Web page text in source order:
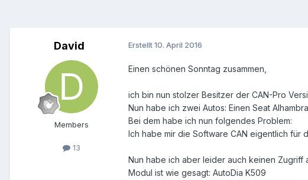
David
Members
13
Erstellt10. April 2016
Einen schönen Sonntag zusammen,
ich bin nun stolzer Besitzer der CAN-Pro
Nun habe ich zwei Autos: Einen Seat
Bei dem habe ich nun folgendes Problem:
Ich habe mir die Software CAN eigentlich für
Nun habe ich aber leider auch keinen
Modul ist wie gesagt: AutoDia K509